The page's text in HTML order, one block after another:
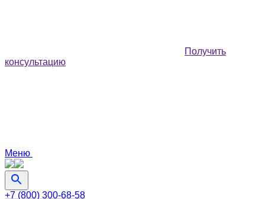
Получить
консультацию
Меню
+7 (800) 300-68-58